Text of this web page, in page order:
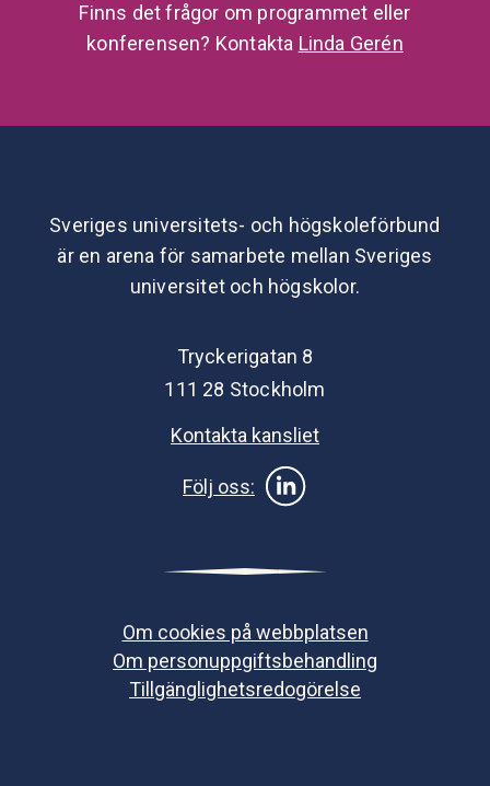
Finns det frågor om programmet eller
konferensen? Kontakta Linda Gerén
Sveriges universitets- och högskoleförbund
är en arena för samarbete mellan Sveriges
universitet och högskolor.
Tryckerigatan 8
111 28 Stockholm
Kontakta kansliet
Följ oss:
Om cookies på webbplatsen
Om personuppgiftsbehandling
Tillgänglighetsredogörelse